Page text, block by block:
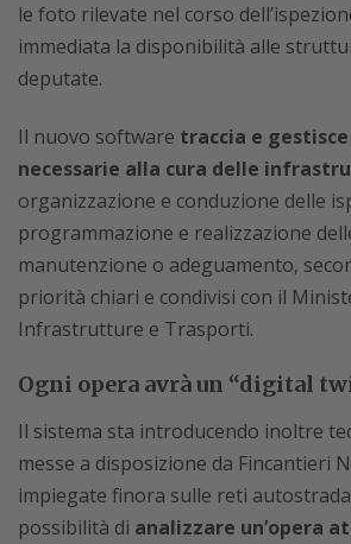
le foto rilevate nel corso
immediata la disponibilità alle
deputate.
Il nuovo software traccia e
necessarie alla cura delle
organizzazione e conduzione delle
programmazione e realizzazione
manutenzione o adeguamento,
priorità chiari e condivisi con il
Infrastrutture e Trasporti.
Ogni opera avrà un “digital
Il sistema sta introducendo inoltre
messe a disposizione da Fincantieri
impiegate finora sulle reti
possibilità di analizzare un’opera